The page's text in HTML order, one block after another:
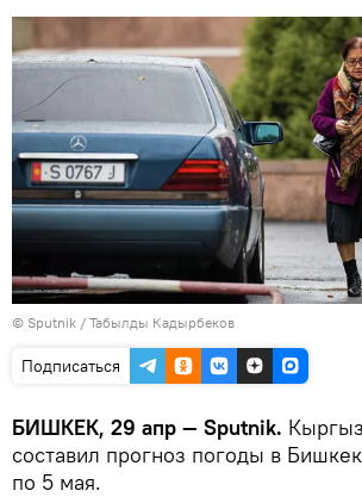
© Sputnik / Табылды Кадырбеков
Подписаться
БИШКЕК, 29 апр — Sputnik.
составил прогноз погоды в
по 5 мая.